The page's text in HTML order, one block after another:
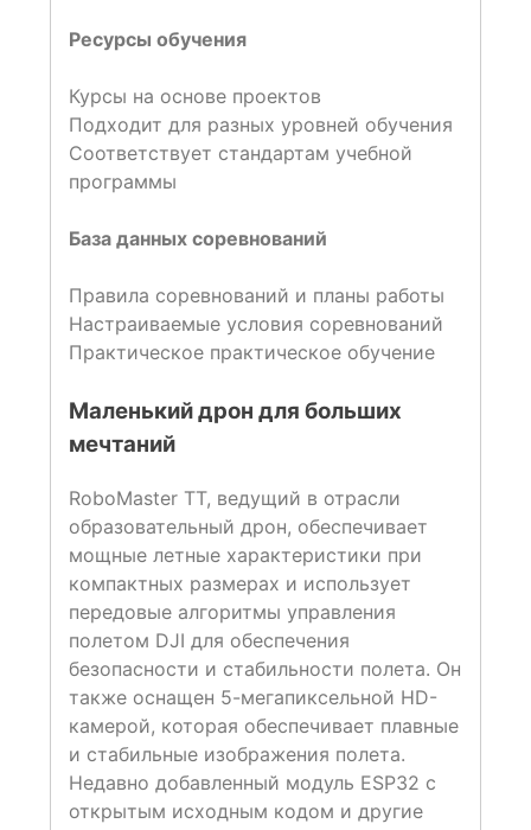
Ресурсы обучения
Курсы на основе проектов
Подходит для разных уровней обучения
Соответствует стандартам учебной
программы
База данных соревнований
Правила соревнований и планы работы
Настраиваемые условия соревнований
Практическое практическое обучение
Маленький дрон для больших
мечтаний
RoboMaster TT, ведущий в отрасли
образовательный дрон, обеспечивает
мощные летные характеристики при
компактных размерах и использует
передовые алгоритмы управления
полетом DJI для обеспечения
безопасности и стабильности полета. Он
также оснащен 5-мегапиксельной HD-
камерой, которая обеспечивает плавные
и стабильные изображения полета.
Недавно добавленный модуль ESP32 с
открытым исходным кодом и другие